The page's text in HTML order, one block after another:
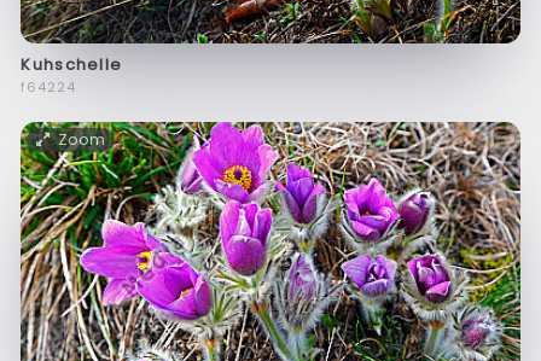
Kuhschelle
f64224
Zoom